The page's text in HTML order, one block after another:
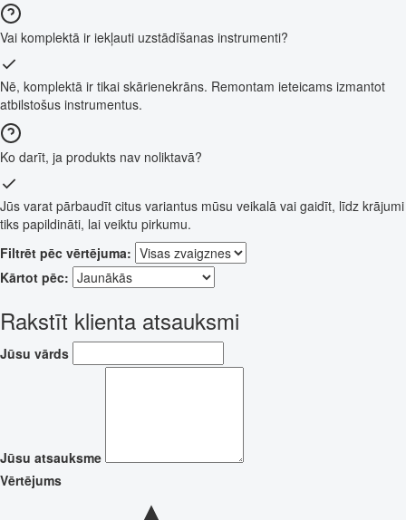
Vai komplektā ir iekļauti uzstādīšanas instrumenti?
Nē, komplektā ir tikai skārienekrāns. Remontam ieteicams izmantot
atbilstošus instrumentus.
Ko darīt, ja produkts nav noliktavā?
Jūs varat pārbaudīt citus variantus mūsu veikalā vai gaidīt, līdz krājumi
tiks papildināti, lai veiktu pirkumu.
Filtrēt pēc vērtējuma:
Kārtot pēc:
Rakstīt klienta atsauksmi
Jūsu vārds
Jūsu atsauksme
Vērtējums